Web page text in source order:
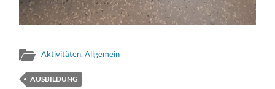
Aktivitäten,Allgemein
AUSBILDUNG